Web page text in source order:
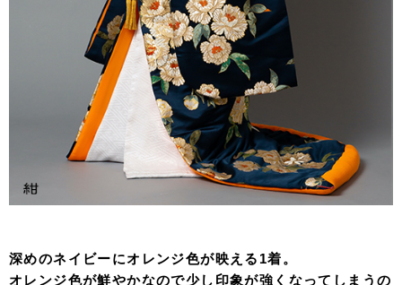
深めのネイビーにオレンジ色が映える1着。
オレンジ色が鮮やかなので少し印象が強くなってしまうの